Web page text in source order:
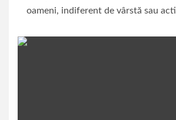
oameni, indiferent de vârstă sau